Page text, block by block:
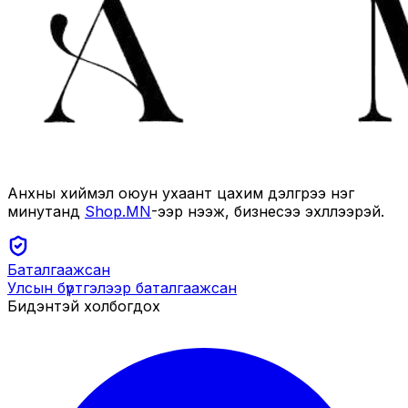
Анхны хиймэл оюун ухаант цахим дэлгүүрээ нэг
минутанд Shop.MN-ээр нээж, бизнесээ эхлүүлээрэй.
Баталгаажсан
Улсын бүртгэлээр баталгаажсан
Бидэнтэй холбогдох